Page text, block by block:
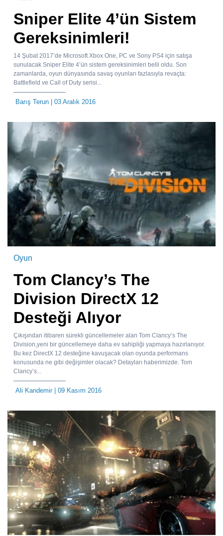
Sniper Elite 4’ün Sistem
Gereksinimleri!
14 Şubat 2017’de Microsoft Xbox One, PC ve Sony PS4 için satışa
sunulacak Sniper Elite 4’ün sistem gereksinimleri belli oldu. Son
zamanlarda, oyun dünyasında savaş oyunları fazlasıyla revaçta:
Battlefield ve Call of Duty serisi...
Barış Terun | 03 Aralık 2016
Oyun
Tom Clancy’s The
Division DirectX 12
Desteği Alıyor
Çıkışından itibaren sürekli güncellemeler alan Tom Clancy’s The
Division,yeni bir güncellemeye daha ev sahipliği yapmaya hazırlanıyor.
Bu kez DirectX 12 desteğine kavuşacak olan oyunda performans
konusunda ne gibi değişimler olacak? Detayları haberimizde. Tom
Clancy’s...
Ali Kandemir| 09 Kasım 2016